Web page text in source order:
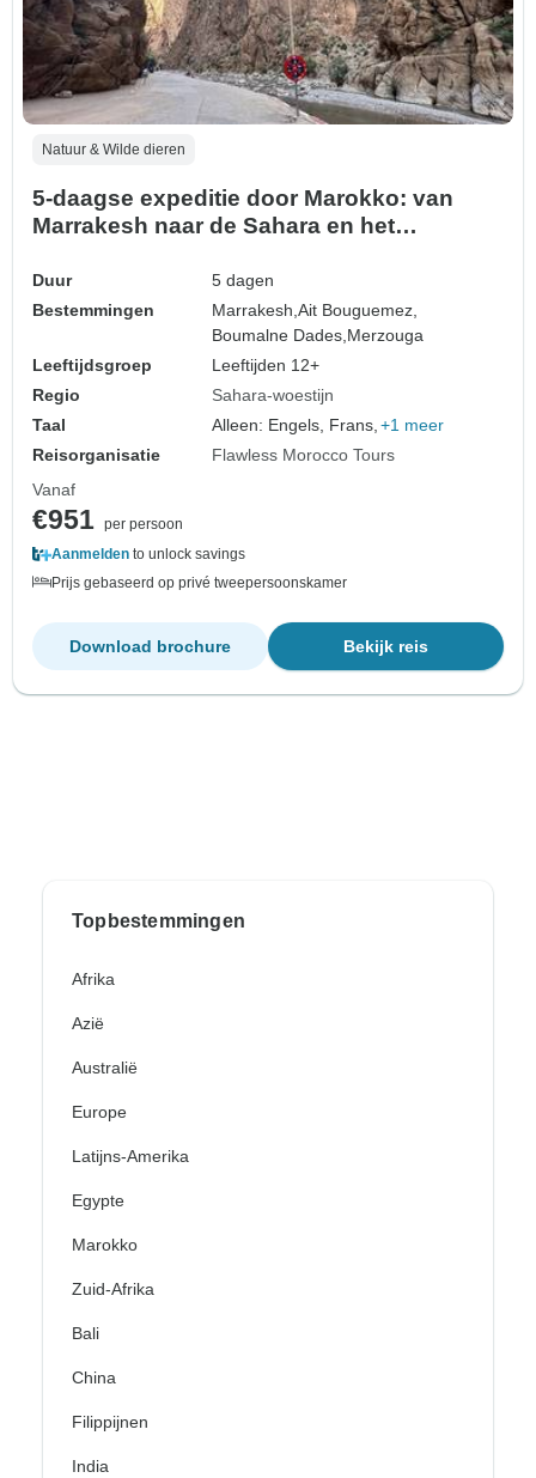
Natuur & Wilde dieren
5-daagse expeditie door Marokko: van
Marrakesh naar de Sahara en het
Duur
5 dagen
Bestemmingen
Marrakesh,Ait Bouguemez,
Boumalne Dades,Merzouga
Leeftijdsgroep
Leeftijden 12+
Regio
Sahara-woestijn
Taal
Alleen: Engels, Frans, +1 meer
Reisorganisatie
Flawless Morocco Tours
Vanaf
€951 per persoon
Aanmelden to unlock savings
Prijs gebaseerd op privé tweepersoonskamer
Bekijk reis
Download brochure
Topbestemmingen
Afrika
Azië
Australië
Europe
Latijns-Amerika
Egypte
Marokko
Zuid-Afrika
Bali
China
Filippijnen
India